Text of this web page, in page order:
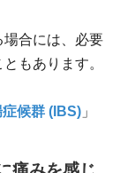
場合には、必要
もあります。
候群 (IBS) 」